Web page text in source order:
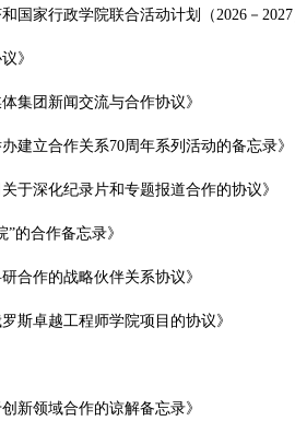
国家行政学院联合活动计划（2026－2027
》
集团新闻交流与合作协议》
建立合作关系70周年系列活动的备忘录》
于深化纪录片和专题报道合作的协议》
的合作备忘录》
合作的战略伙伴关系协议》
斯卓越工程师学院项目的协议》
新领域合作的谅解备忘录》